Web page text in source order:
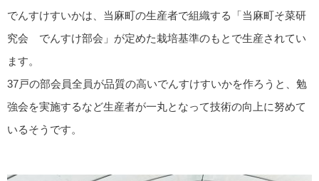
でんすけすいかは、当麻町の生産者で組織する「当麻町そ菜研
究会 でんすけ部会」が定めた栽培基準のもとで生産されてい
ます。
37戸の部会員全員が品質の高いでんすけすいかを作ろうと、勉
強会を実施するなど生産者が一丸となって技術の向上に努めて
いるそうです。